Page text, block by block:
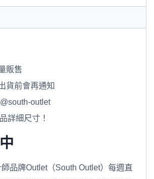
販售
貨前會再通知
outlet
詳細尺寸！
品牌Outlet（South Outlet）每週直